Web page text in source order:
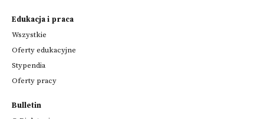
Edukacja i praca
Wszystkie
Oferty edukacyjne
Stypendia
Oferty pracy
Bulletin